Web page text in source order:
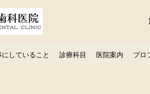
していること 診療科目 医院案内 プロ